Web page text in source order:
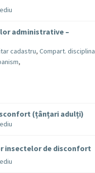
administrative –
cadastru,Compart. disciplina
,
(țânțari adulți)
insectelor de disconfort